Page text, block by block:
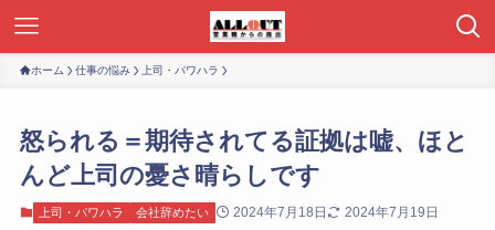
ホーム 仕事の悩み 上司・パワハラ
怒られる＝期待されてる証拠は嘘、ほと
んど上司の憂さ晴らしです
上司・パワハラ 会社辞めたい 2024年7月18日 2024年7月19日